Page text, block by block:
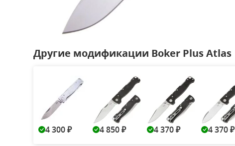
Другие модификации Boker Plus Atlas
4 300 ₽ 4 850 ₽ 4 370 ₽ 4 370 ₽